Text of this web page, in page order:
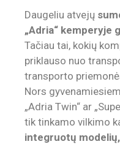
Daugeliu atvejų
„Adria“ kemperyje
Tačiau tai, kokių
priklauso nuo
transporto
Nors
„Adria Twin“ ar
tik tinkamo vilkimo
integruotų